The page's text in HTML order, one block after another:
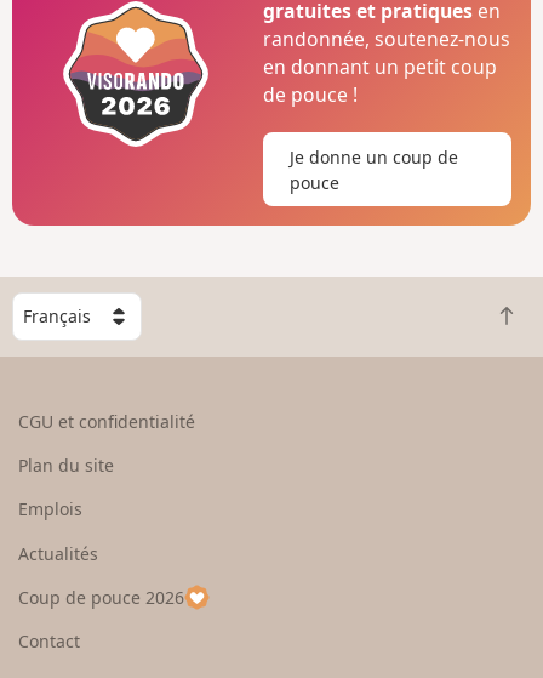
gratuites et pratiques en
randonnée, soutenez-nous
en donnant un petit coup
de pouce !
Je donne un coup de
pouce
C
h
o
e
u
p
a
R
e
CGU et confidentialité
Plan du site
Emplois
Actualités
Coup de pouce 2026
Contact